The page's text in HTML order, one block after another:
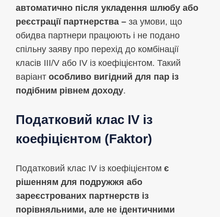
автоматично після укладення шлюбу або
реєстрації партнерства – за умови, що
обидва партнери працюють і не подано
спільну заяву про перехід до комбінації
класів III/V або IV із коефіцієнтом. Такий
варіант особливо вигідний для пар із
подібним рівнем доходу.
Податковий клас IV із
коефіцієнтом (Faktor)
Податковий клас IV із коефіцієнтом є
рішенням для подружжя або
зареєстрованих партнерств із
порівняльними, але не ідентичними